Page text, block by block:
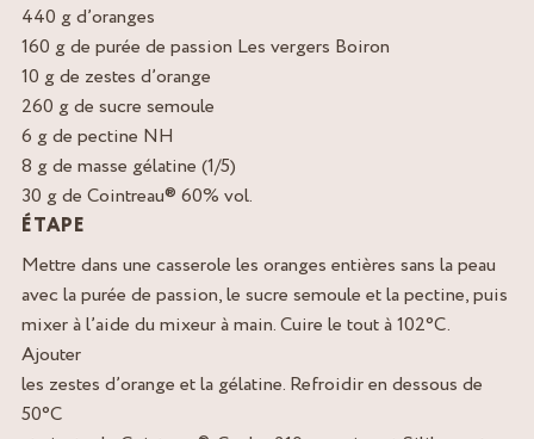
440 g d’oranges
160 g de purée de passion Les vergers Boiron
10 g de zestes d’orange
260 g de sucre semoule
6 g de pectine NH
8 g de masse gélatine (1/5)
30 g de Cointreau® 60% vol.
ÉTAPE
Mettre dans une casserole les oranges entières sans la peau
avec la purée de passion, le sucre semoule et la pectine, puis
mixer à l’aide du mixeur à main. Cuire le tout à 102°C.
Ajouter
les zestes d’orange et la gélatine. Refroidir en dessous de
50°C